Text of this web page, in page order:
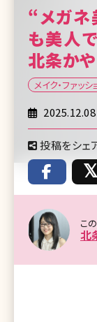
“メガネ
も美人
北条かや
メイク・ファッシ
投稿をシェ
こ
北